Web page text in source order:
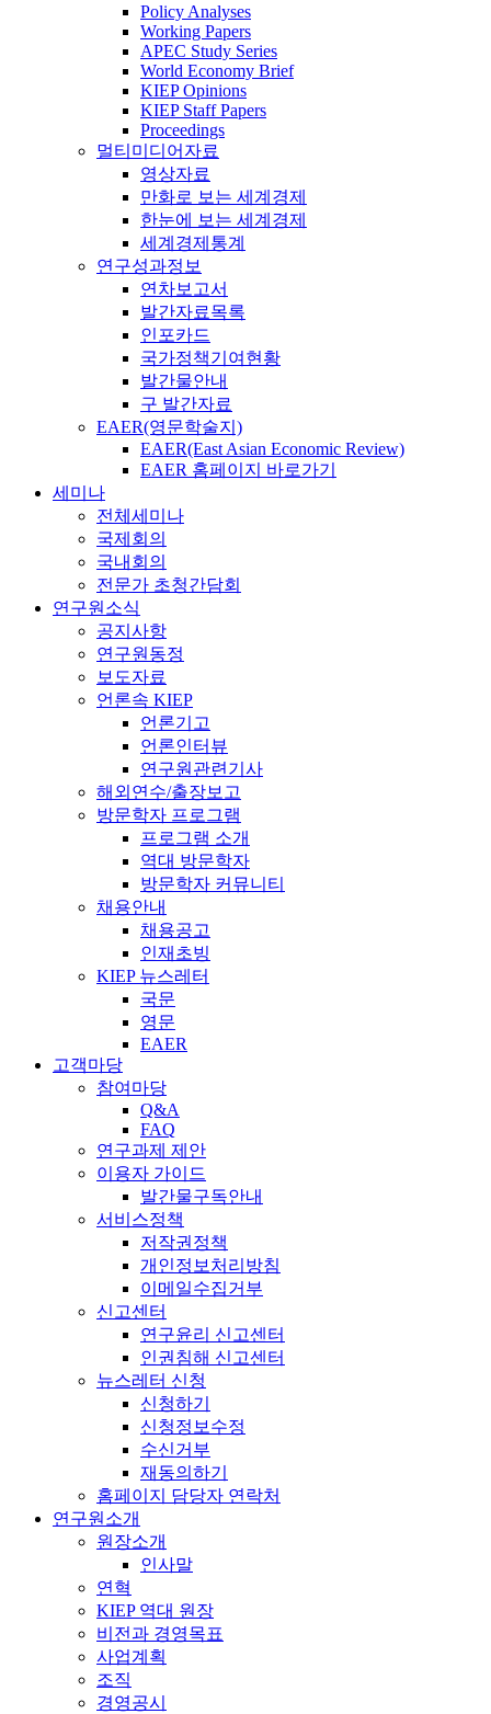
Policy Analyses
Working Papers
APEC Study Series
World Economy Brief
KIEP Opinions
KIEP Staff Papers
Proceedings
멀티미디어자료
영상자료
만화로 보는 세계경제
한눈에 보는 세계경제
세계경제통계
연구성과정보
연차보고서
발간자료목록
인포카드
국가정책기여현황
발간물안내
구 발간자료
EAER(영문학술지)
EAER(East Asian Economic Review)
EAER 홈페이지 바로가기
세미나
전체세미나
국제회의
국내회의
전문가 초청간담회
연구원소식
공지사항
연구원동정
보도자료
언론속 KIEP
언론기고
언론인터뷰
연구원관련기사
해외연수/출장보고
방문학자 프로그램
프로그램 소개
역대 방문학자
방문학자 커뮤니티
채용안내
채용공고
인재초빙
KIEP 뉴스레터
국문
영문
EAER
고객마당
참여마당
Q&A
FAQ
연구과제 제안
이용자 가이드
발간물구독안내
서비스정책
저작권정책
개인정보처리방침
이메일수집거부
신고센터
연구윤리 신고센터
인권침해 신고센터
뉴스레터 신청
신청하기
신청정보수정
수신거부
재동의하기
홈페이지 담당자 연락처
연구원소개
원장소개
인사말
연혁
KIEP 역대 원장
비전과 경영목표
사업계획
조직
경영공시